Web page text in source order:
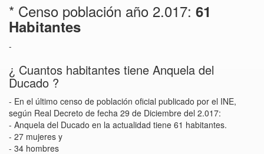
* Censo población año 2.017: 61
Habitantes
-
¿ Cuantos habitantes tiene Anquela del
Ducado ?
- En el último censo de población oficial publicado por el INE,
según Real Decreto de fecha 29 de Diciembre del 2.017:
- Anquela del Ducado en la actualidad tiene 61 habitantes.
- 27 mujeres y
- 34 hombres